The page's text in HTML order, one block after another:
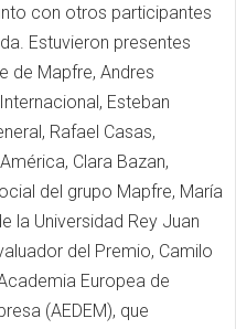
con otros participantes
Estuvieron presentes
de Mapfre, Andres
Esteban
Rafael Casas,
Clara Bazan,
del grupo Mapfre, María
la Universidad Rey Juan
del Premio, Camilo
Europea de
(AEDEM), que